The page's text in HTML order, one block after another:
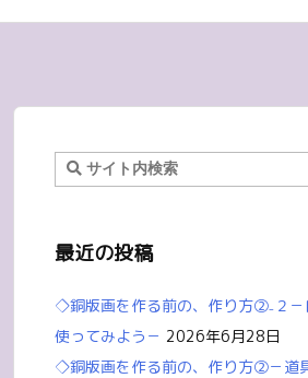
最近の投稿
◇銅版画を作る前の、作り方②₋２－
使ってみよう－ 2026年6月28日
◇銅版画を作る前の、作り方②－道